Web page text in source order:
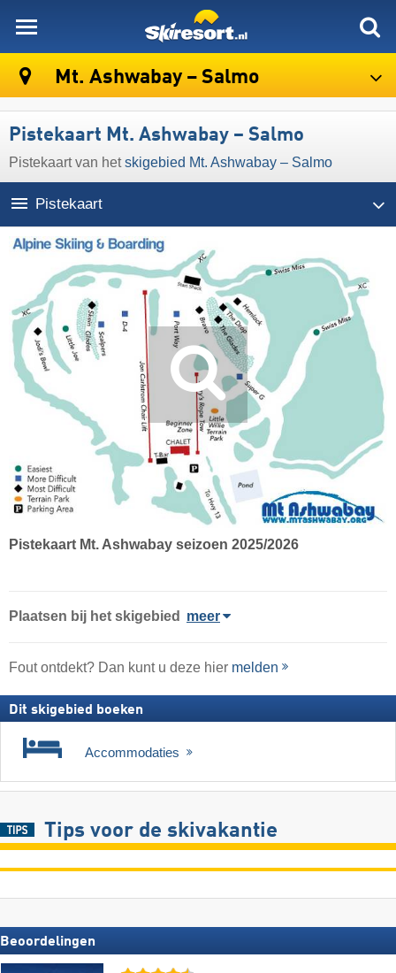
Mt. Ashwabay – Salmo
Pistekaart Mt. Ashwabay – Salmo
Pistekaart van hetskigebied Mt. Ashwabay – Salmo
Pistekaart
Pistekaart Mt. Ashwabay seizoen 2025/2026
Plaatsen bij het skigebied meer
Fout ontdekt? Dan kunt u deze hier melden
Dit skigebied boeken
Accommodaties
Tips voor de skivakantie
Beoordelingen